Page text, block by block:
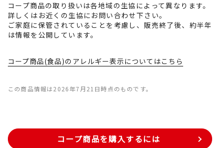
コープ商品の取り扱いは各地域の生協によって異なります。
詳しくはお近くの生協にお問い合わせ下さい。
ご家庭に保管されていることを考慮し、販売終了後、約半年
は情報を公開しています。
コープ商品(食品)のアレルギー表示についてはこちら
この商品情報は2026年7月21日時点のものです。
コープ商品を購入するには